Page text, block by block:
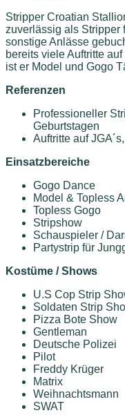
Stripper Croatian
zuverlässig als Stripper
sonstige Anlässe
bereits viele Auftritte
ist er Model und Gogo
Referenzen
Professioneller
Geburtstagen
Auftritte auf
Einsatzbereiche
Gogo Dance
Model & Topless
Topless Gogo
Stripshow
Schauspieler /
Partystrip für
Kostüme / Shows
U.S Cop Strip
Soldaten Strip
Pizza Bote Show
Gentleman
Deutsche Polizei
Pilot
Freddy Krüger
Matrix
Weihnachtsmann
SWAT